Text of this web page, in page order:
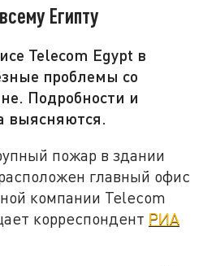
Египту
Telecom Egypt в
проблемы со
Подробности и
выясняются.
пожар в здании
главный офис
компании Telecom
корреспондент РИА